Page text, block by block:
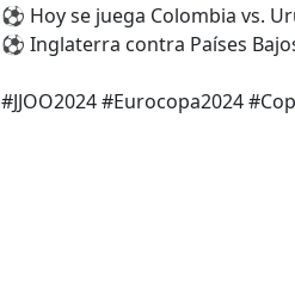
⚽ Hoy se juega Colombia vs.
⚽ Inglaterra contra Países
#JJOO2024 #Eurocopa2024